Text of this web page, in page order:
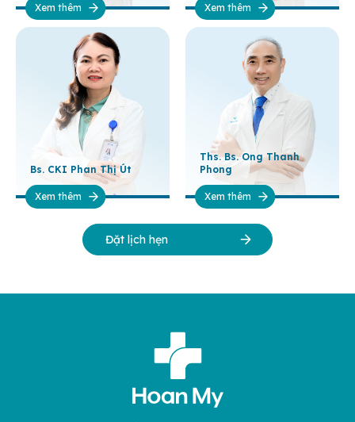
Xem thêm
Bs. CKI Phan Thị Út
Xem thêm
Xem thêm
Ths. Bs. Ong Thanh
Phong
Xem thêm
Đặt lịch hẹn